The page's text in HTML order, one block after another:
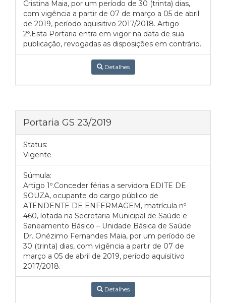
Cristina Maia, por um período de 30 (trinta) dias,
com vigência a partir de 07 de março a 05 de abril
de 2019, período aquisitivo 2017/2018. Artigo
2º.Esta Portaria entra em vigor na data de sua
publicação, revogadas as disposições em contrário.
Detalhes
Portaria GS 23/2019
Status:
Vigente
Súmula:
Artigo 1º.Conceder férias a servidora EDITE DE
SOUZA, ocupante do cargo público de
ATENDENTE DE ENFERMAGEM, matrícula nº
460, lotada na Secretaria Municipal de Saúde e
Saneamento Básico – Unidade Básica de Saúde
Dr. Onézimo Fernandes Maia, por um período de
30 (trinta) dias, com vigência a partir de 07 de
março a 05 de abril de 2019, período aquisitivo
2017/2018.
Detalhes